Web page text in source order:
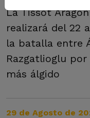
La Tissot
realizará del 22
la batalla entre
Razgatlioglu
más álgido
29 de Agosto de